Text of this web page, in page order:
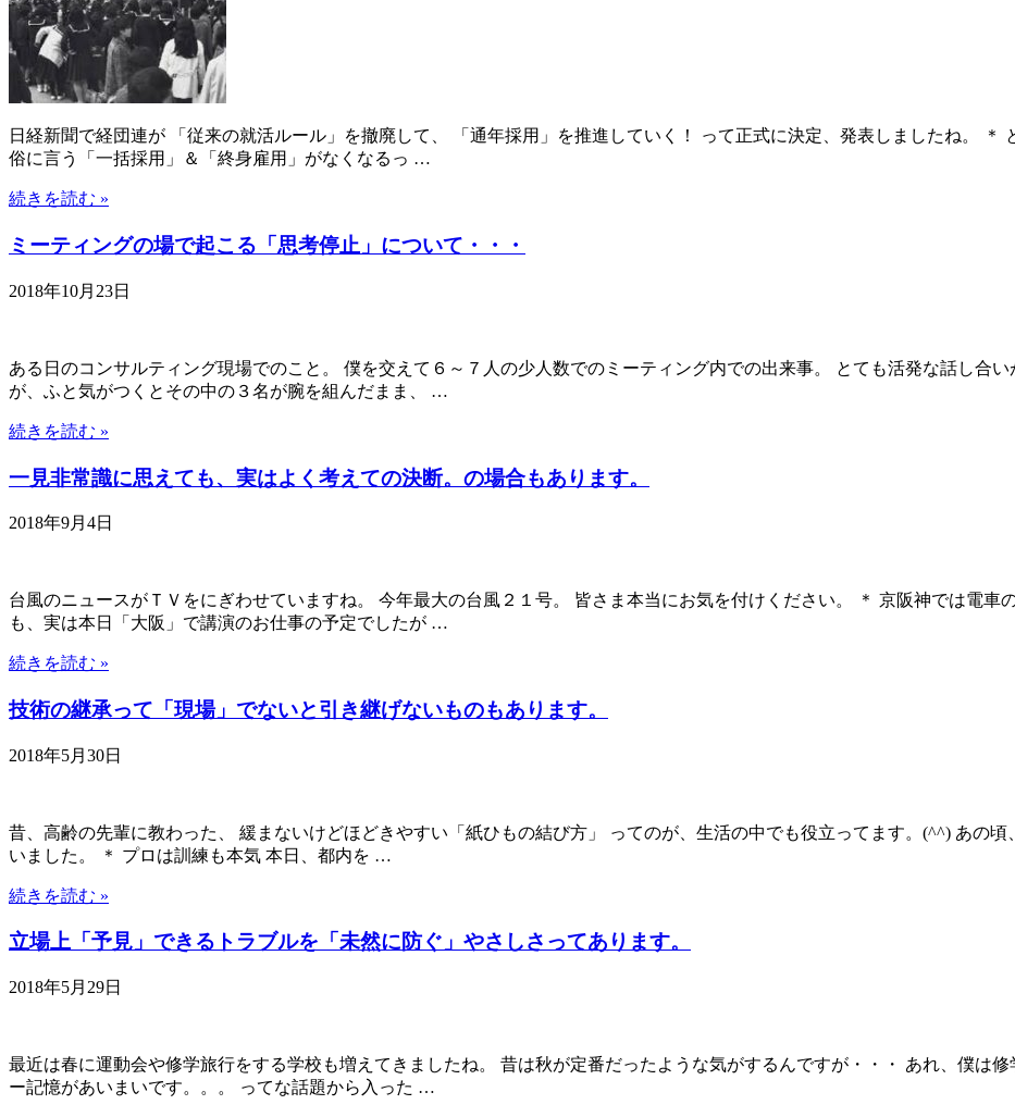
日経新聞で経団連が 「従来の就活ルール」を撤廃して、 「通年採用」を推進していく！ って正式に決定、発表しましたね。 ＊
俗に言う「一括採用」＆「終身雇用」がなくなるっ …
続きを読む »
ミーティングの場で起こる「思考停止」について・・・
2018年10月23日
ある日のコンサルティング現場でのこと。 僕を交えて６～７人の少人数でのミーティング内での出来事。 とても活発な話し合
が、ふと気がつくとその中の３名が腕を組んだまま、 …
続きを読む »
一見非常識に思えても、実はよく考えての決断。の場合もあります。
2018年9月4日
台風のニュースがＴＶをにぎわせていますね。 今年最大の台風２１号。 皆さま本当にお気を付けください。 ＊ 京阪神では電車
も、実は本日「大阪」で講演のお仕事の予定でしたが …
続きを読む »
技術の継承って「現場」でないと引き継げないものもあります。
2018年5月30日
昔、高齢の先輩に教わった、 緩まないけどほどきやすい「紙ひもの結び方」 ってのが、生活の中でも役立ってます。(^^) あの
いました。 ＊ プロは訓練も本気 本日、都内を …
続きを読む »
立場上「予見」できるトラブルを「未然に防ぐ」やさしさってあります。
2018年5月29日
最近は春に運動会や修学旅行をする学校も増えてきましたね。 昔は秋が定番だったような気がするんですが・・・ あれ、僕は
ー記憶があいまいです。。。 ってな話題から入った …